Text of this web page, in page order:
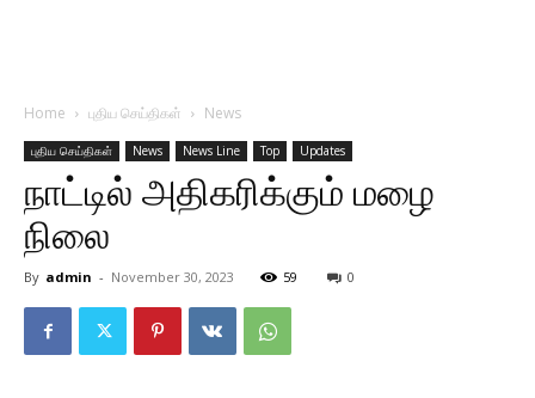
Home புதிய செய்திகள் News
புதிய செய்திகள் News News Line Top Updates
நாட்டில் அதிகரிக்கும் மழை
நிலை
By admin - November 30, 2023 59 0